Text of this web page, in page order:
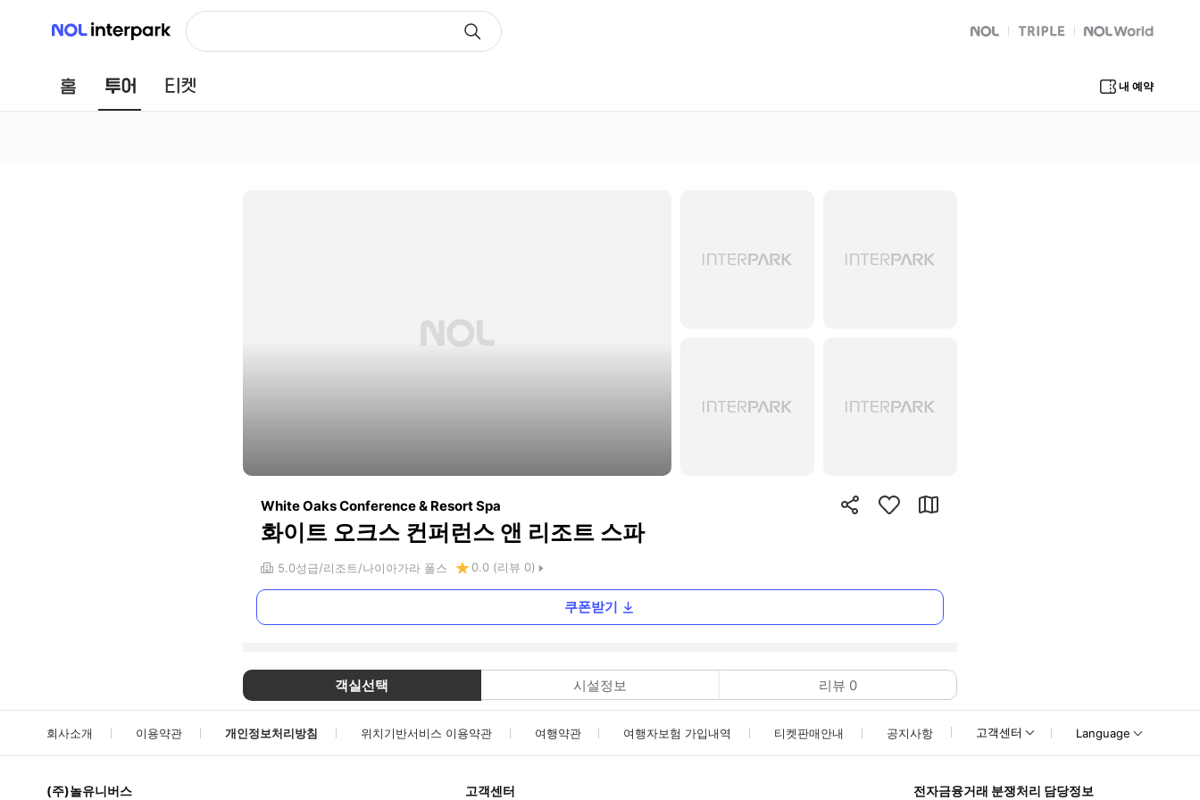
NOL 인터파크
NOL
트리플 Global Interpark
홈 투어 내 예약
White Oaks Conference & Resort Spa
화이트 오크스 컨퍼런스 앤 리조트 스파
5.0성급 리조트 나이아가라 폴스 0.0 (리뷰 0)
쿠폰받기
객실선택 시설정보 리뷰 0
회사소개 이용약관 개인정보처리방침 위치기반서비스 이용약관 여행약관 여행자보험 가입내역 티켓판매안내 공지사항 고객센터 Language
(주)놀유니버스 고객센터 전자금융거래 분쟁처리 담당정보